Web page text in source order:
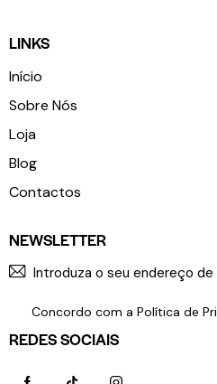
LINKS
Início
Sobre Nós
Loja
Blog
Contactos
NEWSLETTER
Concordo com a Política de
REDES SOCIAIS